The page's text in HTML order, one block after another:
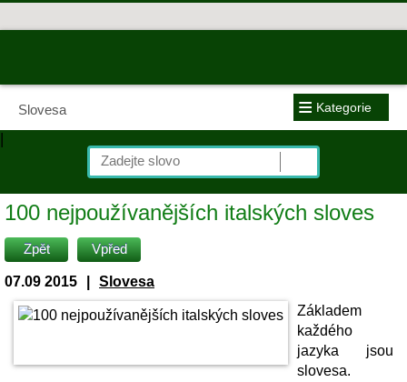
Slovesa ≡ Kategorie
|
100 nejpoužívanějších italských sloves
Zpět Vpřed
07.09 2015
Slovesa
Základem
každého
jazyka jsou
slovesa.